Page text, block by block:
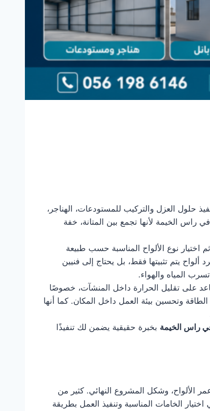
تنفيذ حلول العزل والتركيب للمستودعات، الهناجر،
راس الخيمة لأنها تجمع بين المتانة، خفة
اختيار نوع الألواح المناسبة حسب طبيعة
يتم تثبيتها فقط، بل يحتاج إلى فنيين
المياه والهواء.
على تقليل الحرارة داخل المنشآت، خصوصًا
وتحسين بيئة العمل داخل المكان. كما أنها
راس الخيمة بخبرة حقيقية يضمن لك تنفيذًا
الألواح، وشكل المشروع النهائي. كثير من
الخامات المناسبة وتنفيذ العمل بطريقة